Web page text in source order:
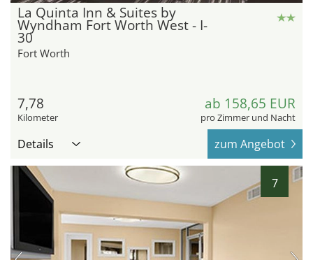
La Quinta Inn & Suites by
Wyndham Fort Worth West - I-
30
Fort Worth
7,78
Kilometer
ab 158,65 EUR
pro Zimmer und Nacht
Details zum Angebot
7